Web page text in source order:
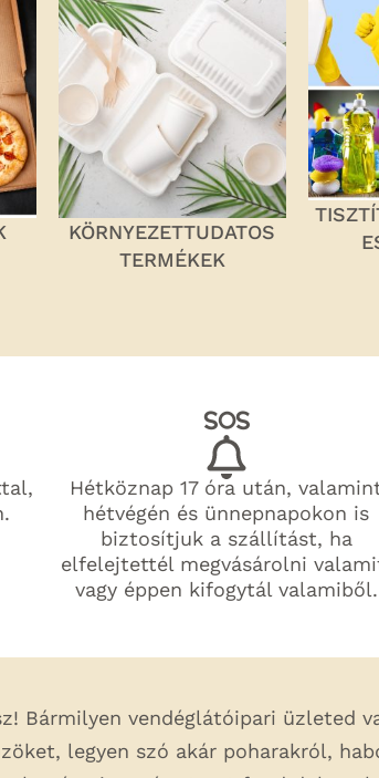
KÖRNYEZETTUDATOS
TERMÉKEK
SOS
Hétköznap 17 óra után,
hétvégén és ünnepnapokon is
biztosítjuk a szállítást, ha
elfelejtettél megvásárolni
vagy éppen kifogytál valamiből.
Bármilyen vendéglátóipari üzleted
legyen szó akár poharakról,